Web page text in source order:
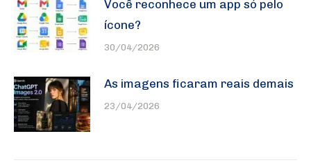
Você reconhece um app só pelo
ícone?
30/04/2026
As imagens ficaram reais demais
23/04/2026